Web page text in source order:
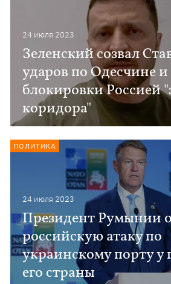
24 июля 2023
Зеленский созвал
ударов по Одесчине и
блокировки Россией
коридора"
24 июля 2023
Президент Румынии
российскую атаку по
украинскому порту
его страны
ПОЛИТИКА